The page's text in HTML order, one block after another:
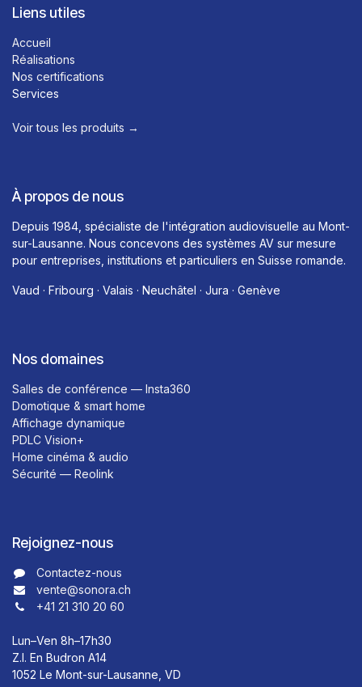
Liens utiles
Accueil
Réalisations
Nos certifications
Services
Voir tous les produits →​
À propos de nous
Depuis 1984, spécialiste de l'intégration audiovisuelle au Mont-
sur-Lausanne. Nous concevons des systèmes AV sur mesure
pour entreprises, institutions et particuliers en Suisse romande.
Vaud · Fribourg · Valais · Neuchâtel · Jura · Genève
Nos domaines
Salles de conférence — Insta360
Domotique & smart home
Affichage dynamique
PDLC Vision+
Home cinéma & audio
Sécurité — Reolink
Rejoignez-nous
Contactez-nous​​
vente@sonora.ch
+41 21 310 20 60
Lun–Ven 8h–17h30
Z.I. En Budron A14
1052 Le Mont-sur-Lausanne, VD